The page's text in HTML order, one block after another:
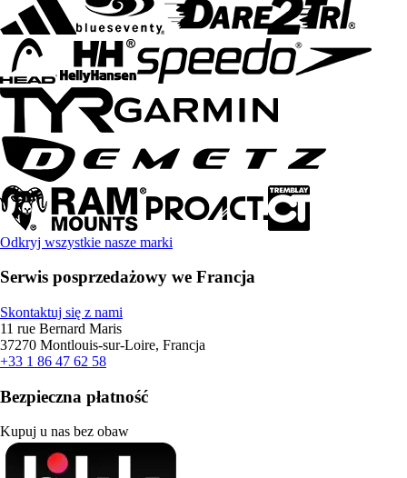
Odkryj wszystkie nasze marki
Serwis posprzedażowy we Francja
Skontaktuj się z nami
11 rue Bernard Maris
37270 Montlouis-sur-Loire, Francja
+33 1 86 47 62 58
Bezpieczna płatność
Kupuj u nas bez obaw